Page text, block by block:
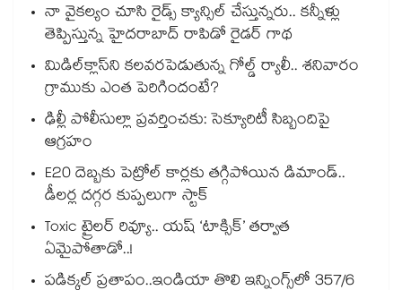
నా వైకల్యం చూసి రైడ్స్ క్యాన్సిల్ చేస్తున్నరు.. కన్నీళ్లు
తెప్పిస్తున్న హైదరాబాద్ రాపిడో రైడర్ గాథ
మిడిల్‌క్లాస్‌ని కలవరపెడుతున్న గోల్డ్ ర్యాలీ.. శనివారం
గ్రాముకు ఎంత పెరిగిందంటే?
ఢిల్లీ పోలీసుల్లా ప్రవర్తించకు: సెక్యూరిటీ సిబ్బందిపై
ఆగ్రహం
E20 దెబ్బకు పెట్రోల్ కార్లకు తగ్గిపోయిన డిమాండ్..
డీలర్ల దగ్గర కుప్పలుగా స్టాక్
Toxic ట్రైలర్ రివ్యూ.. యష్ ‘టాక్సిక్’ తర్వాత
ఏమైపోతాడో..!
పడిక్కల్‌‌ ప్రతాపం..ఇండియా తొలి ఇన్నింగ్స్‌‌లో 357/6